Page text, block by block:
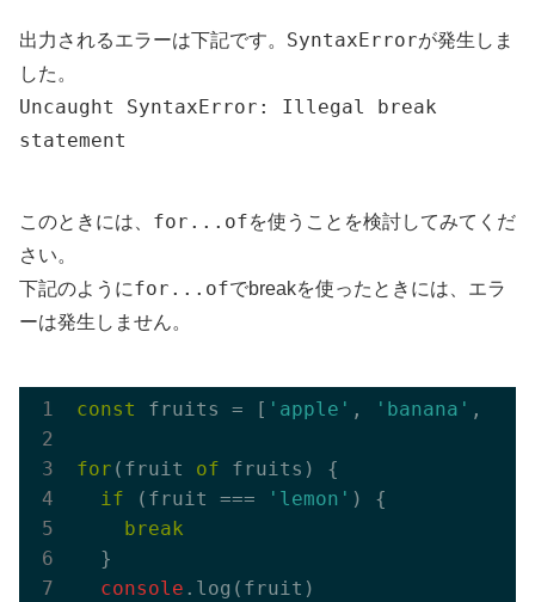
出力されるエラーは下記です。 SyntaxErrorが発生しま
した。
Uncaught SyntaxError: Illegal break
statement
このときには、 for...ofを使うことを検討してみてくだ
さい。
下記のようにfor...ofでbreakを使ったときには、エラ
ーは発生しません。
const fruits = [ 'apple' , 'banana' ,
for (fruit of fruits) {
if (fruit === 'lemon' ) {
break
  }
console .log(fruit)